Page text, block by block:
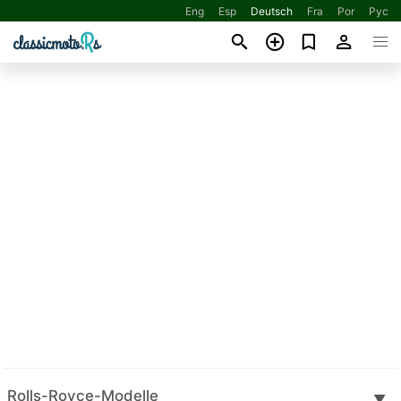
Eng Esp Deutsch Fra Por Рус
Rolls-Royce-Modelle